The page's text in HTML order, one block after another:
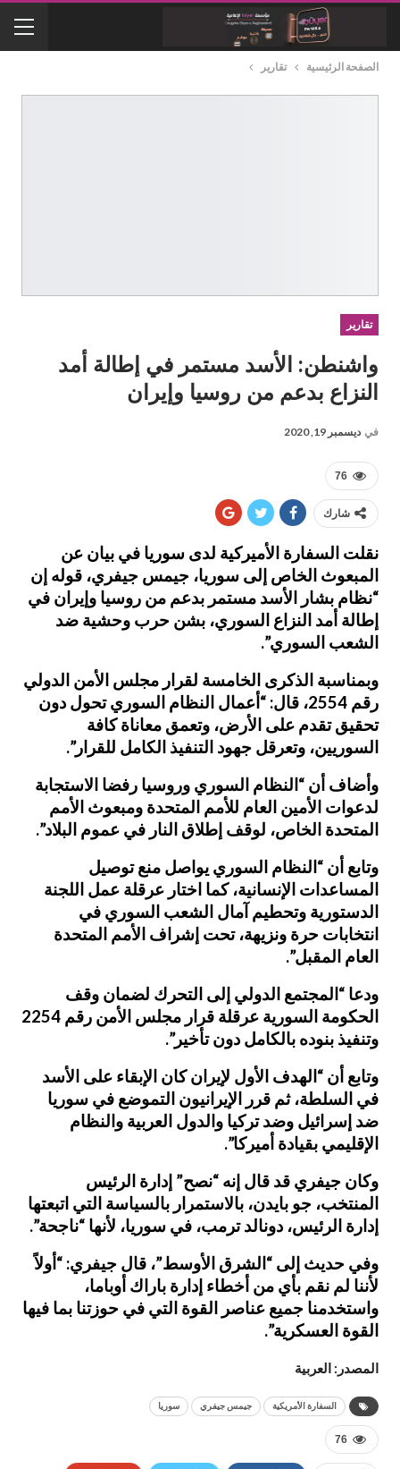
الصفحة الرئيسية تقارير
تقارير
واشنطن: الأسد مستمر في إطالة أمد
النزاع بدعم من روسيا وإيران
في ديسمبر 19, 2020
76
شارك
نقلت السفارة الأميركية لدى سوريا في بيان عن
المبعوث الخاص إلى سوريا، جيمس جيفري، قوله إن
“نظام بشار الأسد مستمر بدعم من روسيا وإيران في
إطالة أمد النزاع السوري، بشن حرب وحشية ضد
الشعب السوري”.
وبمناسبة الذكرى الخامسة لقرار مجلس الأمن الدولي
رقم 2554، قال: “أعمال النظام السوري تحول دون
تحقيق تقدم على الأرض، وتعمق معاناة كافة
السوريين، وتعرقل جهود التنفيذ الكامل للقرار”.
وأضاف أن “النظام السوري وروسيا رفضا الاستجابة
لدعوات الأمين العام للأمم المتحدة ومبعوث الأمم
المتحدة الخاص، لوقف إطلاق النار في عموم البلاد”.
وتابع أن “النظام السوري يواصل منع توصيل
المساعدات الإنسانية، كما اختار عرقلة عمل اللجنة
الدستورية وتحطيم آمال الشعب السوري في
انتخابات حرة ونزيهة، تحت إشراف الأمم المتحدة
العام المقبل”.
ودعا “المجتمع الدولي إلى التحرك لضمان وقف
الحكومة السورية عرقلة قرار مجلس الأمن رقم 2254
وتنفيذ بنوده بالكامل دون تأخير”.
وتابع أن “الهدف الأول لإيران كان الإبقاء على الأسد
في السلطة، ثم قرر الإيرانيون التموضع في سوريا
ضد إسرائيل وضد تركيا والدول العربية والنظام
الإقليمي بقيادة أميركا”.
وكان جيفري قد قال إنه “نصح” إدارة الرئيس
المنتخب، جو بايدن، بالاستمرار بالسياسة التي اتبعتها
إدارة الرئيس، دونالد ترمب، في سوريا، لأنها “ناجحة”.
وفي حديث إلى “الشرق الأوسط”، قال جيفري: “أولاً
لأننا لم نقم بأي من أخطاء إدارة باراك أوباما،
واستخدمنا جميع عناصر القوة التي في حوزتنا بما فيها
القوة العسكرية”.
المصدر: العربية
السفارة الأمريكية جيمس جيفري سوريا
76